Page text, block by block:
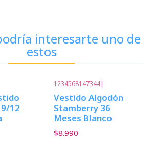
interesarte uno de
estos
12
1234568147344|
Vestido Algodón
Stamberry 36
Meses Blanco
$8.990